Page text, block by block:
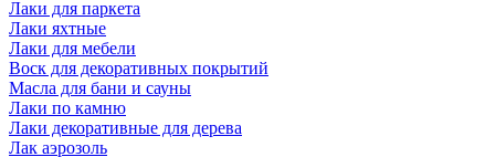
Лаки для паркета
Лаки яхтные
Лаки для мебели
Воск для декоративных покрытий
Масла для бани и сауны
Лаки по камню
Лаки декоративные для дерева
Лак аэрозоль